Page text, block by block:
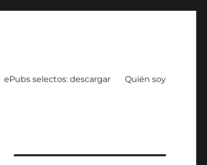
ePubs selectos: descargar Quién soy